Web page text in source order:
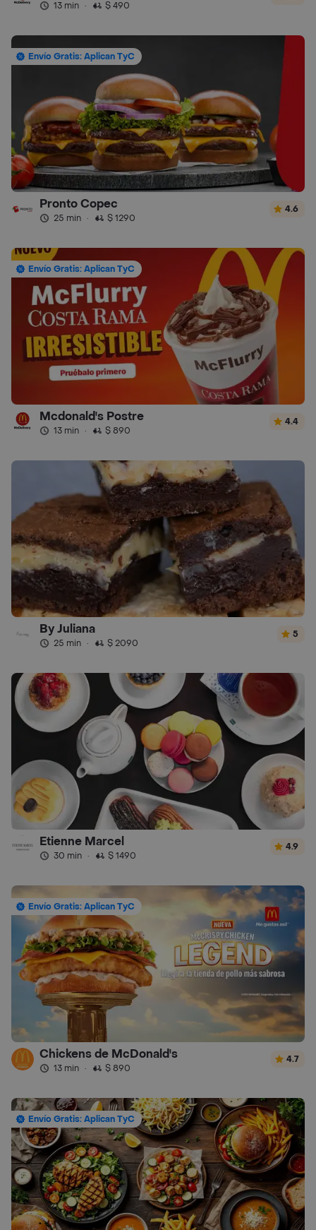
13 min · $ 490
Envío Gratis: Aplican TyC
Pronto Copec
25 min · $ 1290
4.6
Envío Gratis: Aplican TyC
Mcdonald's Postre
13 min · $ 890
4.4
By Juliana
25 min · $ 2090
5
Etienne Marcel
30 min · $ 1490
4.9
Envío Gratis: Aplican TyC
Chickens de McDonald's
13 min · $ 890
4.7
Envío Gratis: Aplican TyC